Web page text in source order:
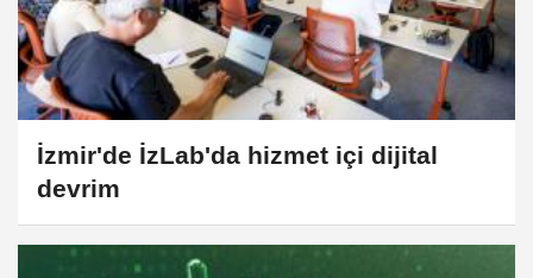
İzmir'de İzLab'da hizmet içi dijital
devrim